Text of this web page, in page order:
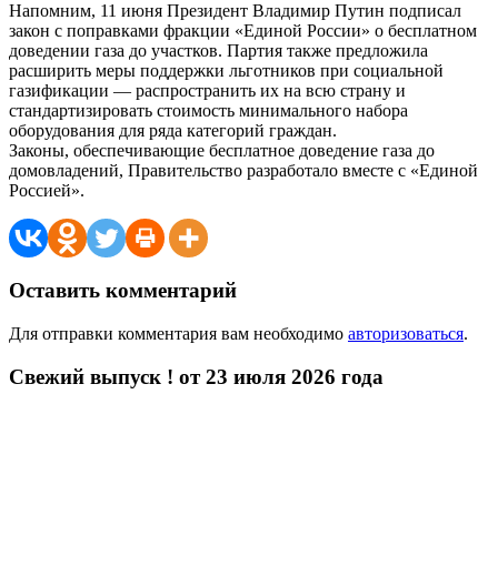
Напомним, 11 июня Президент Владимир Путин подписал
закон с поправками фракции «Единой России» о бесплатном
доведении газа до участков. Партия также предложила
расширить меры поддержки льготников при социальной
газификации — распространить их на всю страну и
стандартизировать стоимость минимального набора
оборудования для ряда категорий граждан.
Законы, обеспечивающие бесплатное доведение газа до
домовладений, Правительство разработало вместе с «Единой
Россией».
Оставить комментарий
Для отправки комментария вам необходимо авторизоваться.
Свежий выпуск ! от 23 июля 2026 года